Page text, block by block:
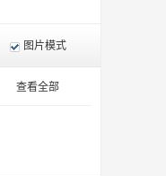
图片模式
查看全部